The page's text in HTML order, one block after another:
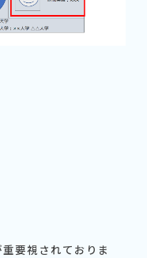
要視されておりま